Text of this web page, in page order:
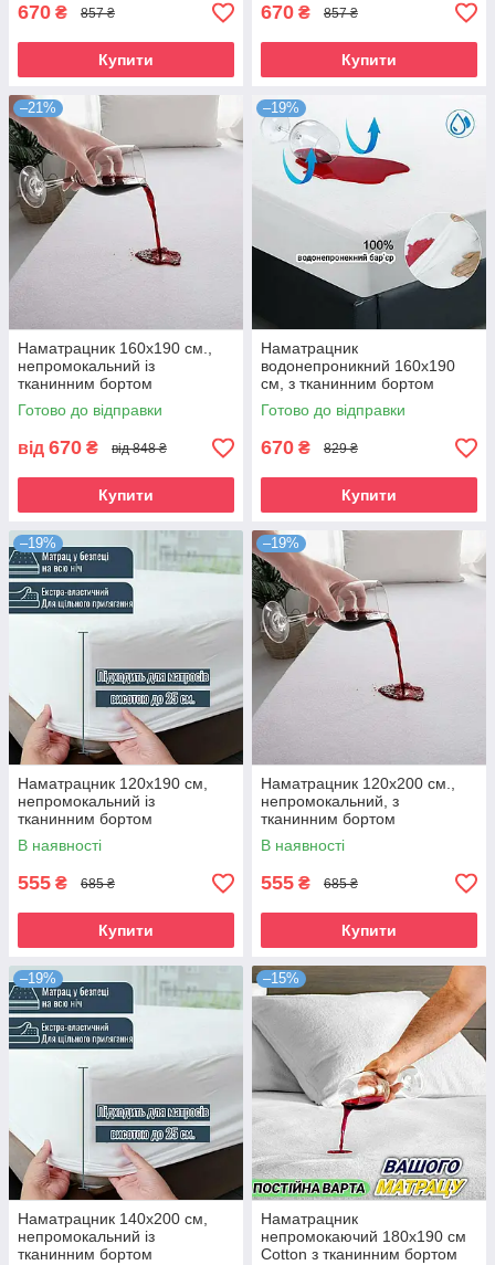
670 ₴ 857 ₴
Купити
670 ₴ 857 ₴
Купити
–21%
Наматрацник 160х190 см.,
непромокальний із
тканинним бортом
Готово до відправки
від 670 ₴ від 848 ₴
Купити
–19%
Наматрацник
водонепроникний 160х190
см, з тканинним бортом
Готово до відправки
670 ₴ 829 ₴
Купити
–19%
Наматрацник 120х190 см,
непромокальний із
тканинним бортом
В наявності
555 ₴ 685 ₴
Купити
–19%
Наматрацник 120х200 см.,
непромокальний, з
тканинним бортом
В наявності
555 ₴ 685 ₴
Купити
–19%
Наматрацник 140х200 см,
непромокальний із
тканинним бортом
–15%
Наматрацник
непромокаючий 180х190 см
Cotton з тканинним бортом